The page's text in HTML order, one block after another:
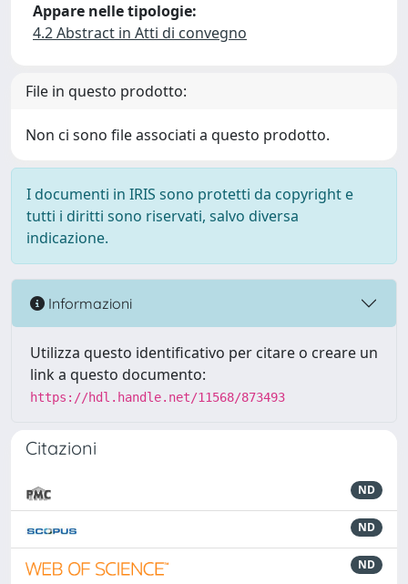
Appare nelle tipologie:
4.2 Abstract in Atti di convegno
File in questo prodotto:
Non ci sono file associati a questo prodotto.
I documenti in IRIS sono protetti da copyright e
tutti i diritti sono riservati, salvo diversa
indicazione.
Informazioni
Utilizza questo identificativo per citare o creare un
link a questo documento:
https://hdl.handle.net/11568/873493
Citazioni
ND
ND
ND